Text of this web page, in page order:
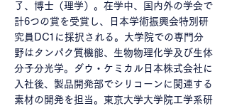
了、博士（理学）。在学中、国内外の学会で
計6つの賞を受賞し、日本学術振興会特別研
究員DC1に採択される。大学院での専門分
野はタンパク質機能、生物物理化学及び生体
分子分光学。ダウ・ケミカル日本株式会社に
入社後、製品開発部でシリコーンに関連する
素材の開発を担当。東京大学大学院工学系研